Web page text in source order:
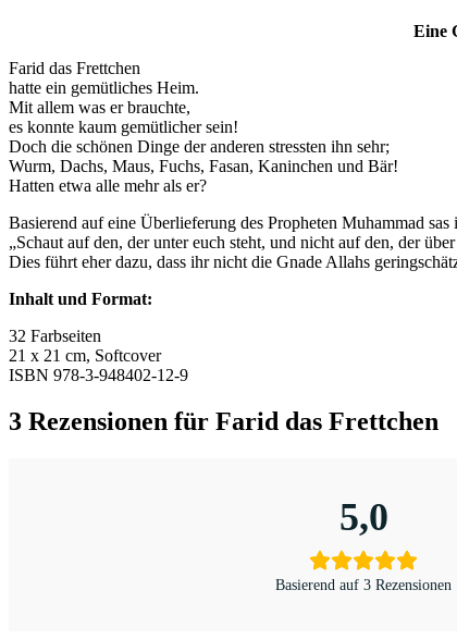
Eine
Farid das Frettchen
hatte ein gemütliches Heim.
Mit allem was er brauchte,
es konnte kaum gemütlicher sein!
Doch die schönen Dinge der anderen stressten ihn sehr;
Wurm, Dachs, Maus, Fuchs, Fasan, Kaninchen und Bär!
Hatten etwa alle mehr als er?
Basierend auf eine Überlieferung des Propheten Muhammad sas
„Schaut auf den, der unter euch steht, und nicht auf den, der
Dies führt eher dazu, dass ihr nicht die Gnade Allahs
Inhalt und Format:
32 Farbseiten
21 x 21 cm, Softcover
ISBN 978-3-948402-12-9
3 Rezensionen für Farid das Frettchen
5,0
Basierend auf 3 Rezensionen